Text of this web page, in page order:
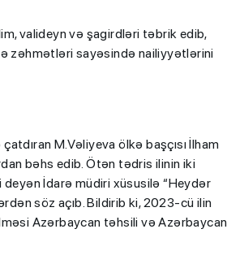
valideyn və şagirdləri təbrik edib,
zəhmətləri sayəsində nailiyyətlərini
M.Vəliyeva ölkə başçısı İlham
bəhs edib. Ötən tədris ilinin iki
İdarə müdiri xüsusilə “Heydər
söz açıb. Bildirib ki, 2023-cü ilin
Azərbaycan təhsili və Azərbaycan